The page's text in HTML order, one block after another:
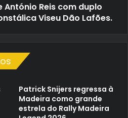
António Reis com duplo
Viseu Dão Lafões.
Patrick Snijers regressa à
Madeira como grande
estrela do Rally Madeira